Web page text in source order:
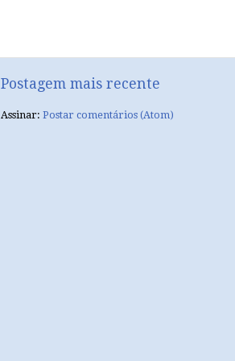
Postagem mais recente
Assinar: Postar comentários (Atom)